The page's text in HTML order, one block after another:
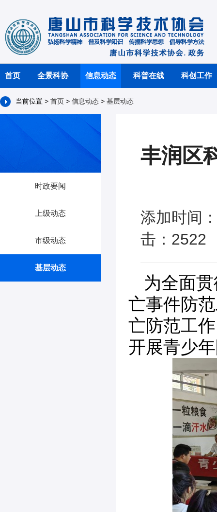
首页 全景科协 信息动态 科普在线 科创工作
当前位置 > 首页 > 信息动态 > 基层动态
时政要闻
上级动态
市级动态
基层动态
丰润区
添加时间
击：2522
为全面
亡事件防
亡防范工
开展青少